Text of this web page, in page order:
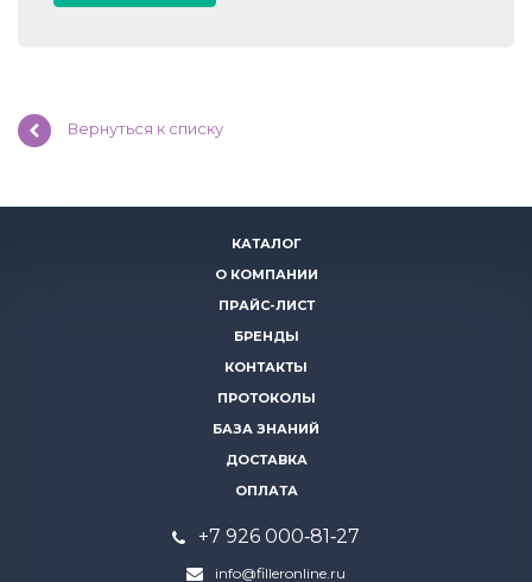
Вернуться к списку
КАТАЛОГ
О КОМПАНИИ
ПРАЙС-ЛИСТ
БРЕНДЫ
КОНТАКТЫ
ПРОТОКОЛЫ
БАЗА ЗНАНИЙ
ДОСТАВКА
ОПЛАТА
+7 926 000‑81‑27
info@filleronline.ru